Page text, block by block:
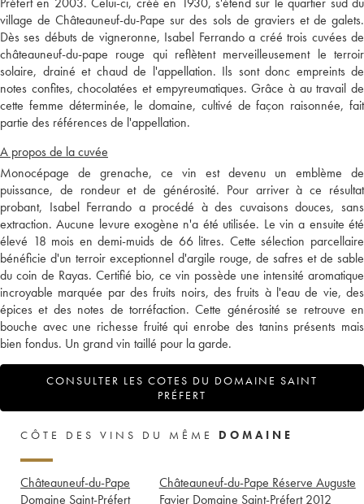
village de Châteauneuf-du-Pape sur des sols de graviers et de galets.
Dès ses débuts de vigneronne, Isabel Ferrando a créé trois cuvées de
châteauneuf-du-pape rouge qui reflètent merveilleusement le terroir
solaire, drainé et chaud de l'appellation. Ils sont donc empreints de
notes confites, chocolatées et empyreumatiques. Grâce à au travail de
cette femme déterminée, le domaine, cultivé de façon raisonnée, fait
partie des références de l'appellation.
A propos de la cuvée
Monocépage de grenache, ce vin est devenu un emblème de
puissance, de rondeur et de générosité. Pour arriver à ce résultat
probant, Isabel Ferrando a procédé à des cuvaisons douces, sans
extraction. Aucune levure exogène n'a été utilisée. Le vin a ensuite été
élevé 18 mois en demi-muids de 66 litres. Cette sélection parcellaire
bénéficie d'un terroir exceptionnel d'argile rouge, de safres et de sable
du coin de Rayas. Certifié bio, ce vin possède une intensité aromatique
incroyable marquée par des fruits noirs, des fruits à l'eau de vie, des
épices et des notes de torréfaction. Cette générosité se retrouve en
bouche avec une richesse fruité qui enrobe des tanins présents mais
bien fondus. Un grand vin taillé pour la garde.
CONSULTER LES COTES DU DOMAINE SAINT
PRÉFERT
CÔTE DES VINS DU MÊME DOMAINE
Châteauneuf-du-Pape
Domaine Saint-Préfert
Châteauneuf-du-Pape Réserve Auguste
Favier Domaine Saint-Préfert 2012